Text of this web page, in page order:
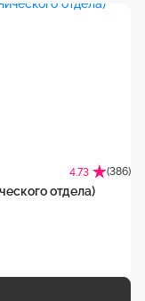
4.73 (386)
отдела)